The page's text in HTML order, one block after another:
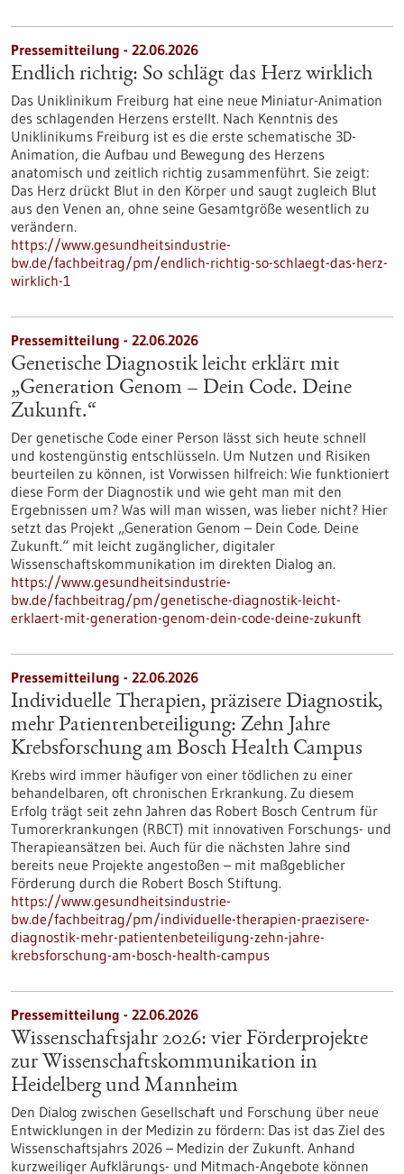
Pressemitteilung - 22.06.2026
Endlich richtig: So schlägt das Herz wirklich
Das Uniklinikum Freiburg hat eine neue Miniatur-Animation
des schlagenden Herzens erstellt. Nach Kenntnis des
Uniklinikums Freiburg ist es die erste schematische 3D-
Animation, die Aufbau und Bewegung des Herzens
anatomisch und zeitlich richtig zusammenführt. Sie zeigt:
Das Herz drückt Blut in den Körper und saugt zugleich Blut
aus den Venen an, ohne seine Gesamtgröße wesentlich zu
verändern.
https://www.gesundheitsindustrie-
bw.de/fachbeitrag/pm/endlich-richtig-so-schlaegt-das-herz-
wirklich-1
Pressemitteilung - 22.06.2026
Genetische Diagnostik leicht erklärt mit
„Generation Genom – Dein Code. Deine
Zukunft.“
Der genetische Code einer Person lässt sich heute schnell
und kostengünstig entschlüsseln. Um Nutzen und Risiken
beurteilen zu können, ist Vorwissen hilfreich: Wie funktioniert
diese Form der Diagnostik und wie geht man mit den
Ergebnissen um? Was will man wissen, was lieber nicht? Hier
setzt das Projekt „Generation Genom – Dein Code. Deine
Zukunft.“ mit leicht zugänglicher, digitaler
Wissenschaftskommunikation im direkten Dialog an.
https://www.gesundheitsindustrie-
bw.de/fachbeitrag/pm/genetische-diagnostik-leicht-
erklaert-mit-generation-genom-dein-code-deine-zukunft
Pressemitteilung - 22.06.2026
Individuelle Therapien, präzisere Diagnostik,
mehr Patientenbeteiligung: Zehn Jahre
Krebsforschung am Bosch Health Campus
Krebs wird immer häufiger von einer tödlichen zu einer
behandelbaren, oft chronischen Erkrankung. Zu diesem
Erfolg trägt seit zehn Jahren das Robert Bosch Centrum für
Tumorerkrankungen (RBCT) mit innovativen Forschungs- und
Therapieansätzen bei. Auch für die nächsten Jahre sind
bereits neue Projekte angestoßen – mit maßgeblicher
Förderung durch die Robert Bosch Stiftung.
https://www.gesundheitsindustrie-
bw.de/fachbeitrag/pm/individuelle-therapien-praezisere-
diagnostik-mehr-patientenbeteiligung-zehn-jahre-
krebsforschung-am-bosch-health-campus
Pressemitteilung - 22.06.2026
Wissenschaftsjahr 2026: vier Förderprojekte
zur Wissenschaftskommunikation in
Heidelberg und Mannheim
Den Dialog zwischen Gesellschaft und Forschung über neue
Entwicklungen in der Medizin zu fördern: Das ist das Ziel des
Wissenschaftsjahrs 2026 – Medizin der Zukunft. Anhand
kurzweiliger Aufklärungs- und Mitmach-Angebote können